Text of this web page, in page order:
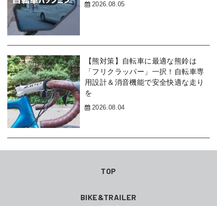
2026.08.05
【熊対策】自転車に最適な熊鈴は
「フリクラッパー」一択！自転車専
用設計＆消音機能で安全快適な走り
を
2026.08.04
TOP
BIKE&TRAILER